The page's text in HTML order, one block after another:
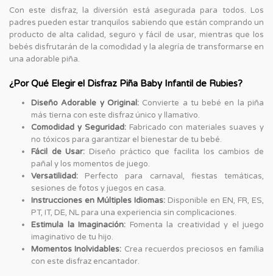
Con este disfraz, la diversión está asegurada para todos. Los
padres pueden estar tranquilos sabiendo que están comprando un
producto de alta calidad, seguro y fácil de usar, mientras que los
bebés disfrutarán de la comodidad y la alegría de transformarse en
una adorable piña.
¿Por Qué Elegir el Disfraz Piña Baby Infantil de Rubies?
Diseño Adorable y Original:Convierte a tu bebé en la piña
más tierna con este disfraz único y llamativo.
Comodidad y Seguridad:Fabricado con materiales suaves y
no tóxicos para garantizar el bienestar de tu bebé.
Fácil de Usar: Diseño práctico que facilita los cambios de
pañal y los momentos de juego.
Versatilidad: Perfecto para carnaval, fiestas temáticas,
sesiones de fotos y juegos en casa.
Instrucciones en Múltiples Idiomas: Disponible en EN, FR, ES,
PT, IT, DE, NL para una experiencia sin complicaciones.
Estimula la Imaginación: Fomenta la creatividad y el juego
imaginativo de tu hijo.
Momentos Inolvidables: Crea recuerdos preciosos en familia
con este disfraz encantador.